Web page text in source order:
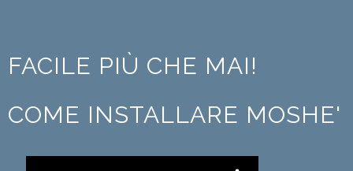
FACILE PIÙ CHE MAI!
COME INSTALLARE MOSHE'